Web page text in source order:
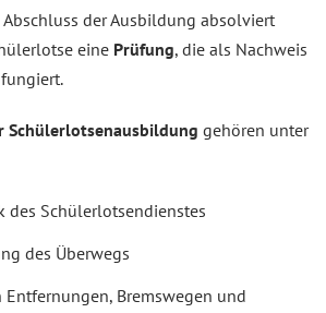
Abschluss der Ausbildung absolviert
eine Prüfung, die als Nachweis
Schülerlotsenausbildung gehören unter
des Schülerlotsendienstes
des Überwegs
Entfernungen, Bremswegen und